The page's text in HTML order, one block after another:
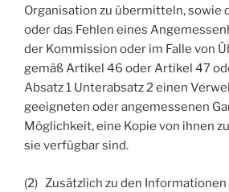
Organisation zu übermitteln, sowie
oder das Fehlen eines
der Kommission oder im Falle von
gemäß Artikel 46 oder Artikel 47
Absatz 1 Unterabsatz 2 einen
geeigneten oder angemessenen
Möglichkeit, eine Kopie von ihnen
sie verfügbar sind.
(2) Zusätzlich zu den Informationen